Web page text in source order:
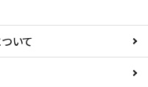
いて